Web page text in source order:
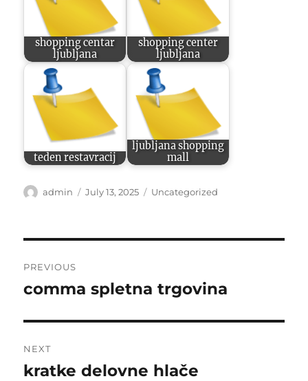
shopping centar
ljubljana
shopping center
ljubljana
teden restavracij
ljubljana shopping
mall
Author
admin
Posted
July 13, 2025 Categories
Uncategorized
navigation
PREVIOUS
Previous
comma spletna trgovina
NEXT
Next
kratke delovne hlače